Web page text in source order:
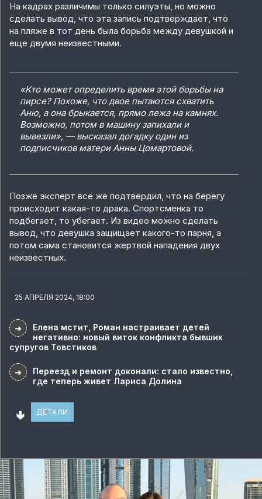
На кадрах различимы только силуэты, но можно
сделать вывод, что эта запись подтверждает, что
на пляже в тот день была борьба между девушкой и
еще двумя неизвестными.
«Кто может определить время этой борьбы на
пирсе? Похоже, что двое пытаются схватить
Аню, а она брыкается, прямо лежа на камнях.
Возможно, потом в машину запихали и
вывезли», — высказал догадку один из
подписчиков матери Анны Цомартовой.
Позже эксперт все же подтвердил, что на берегу
происходит какая-то драка. Спортсменка то
подбегает, то убегает. Из видео можно сделать
вывод, что девушка защищает какого-то парня, а
потом сама становится жертвой нападения двух
неизвестных.
25 АПРЕЛЯ 2024, 18:00
➜
Елена мстит, Роман настраивает детей
негативно: новый виток конфликта бывших
супругов Товстиков
➜
Переезд и ремонт доконали: стало известно,
где теперь живет Лариса Долина
🢃 ДЕТАЛИ